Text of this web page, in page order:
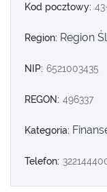
Kod pocztowy:
Region: Region
NIP: 6521003435
REGON: 496337
Kategoria:
Telefon: